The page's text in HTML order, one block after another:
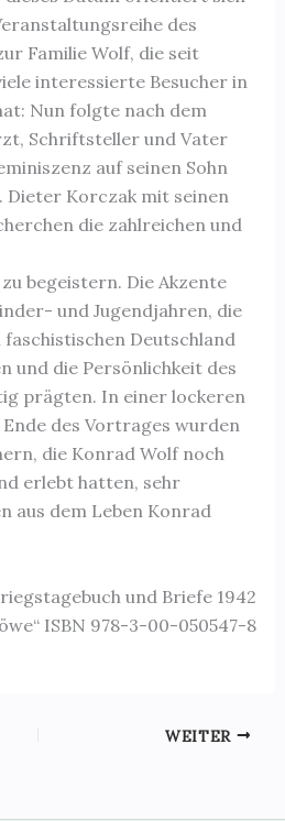
des
Familie Wolf, die seit
interessierte Besucher in
Nun folgte nach dem
Schriftsteller und Vater
auf seinen Sohn
Dieter Korczak mit seinen
die zahlreichen und
begeistern. Die Akzente
und Jugendjahren, die
Deutschland
und die Persönlichkeit des
prägten. In einer lockeren
des Vortrages wurden
die Konrad Wolf noch
erlebt hatten, sehr
aus dem Leben Konrad
und Briefe 1942
ISBN 978-3-00-050547-8
WEITER